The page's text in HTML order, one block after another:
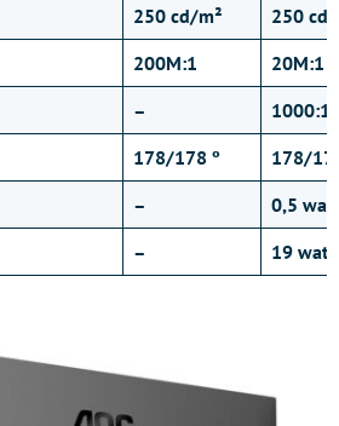
250 cd/m²
250 cd/
200M:1
20M:1
–
1000:1
178/178 º
178/
–
0,5
– 19 watt